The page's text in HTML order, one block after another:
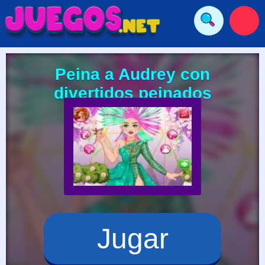
Peina a Audrey con
divertidos peinados
Jugar